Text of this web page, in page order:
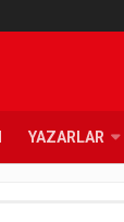
YAZARLAR